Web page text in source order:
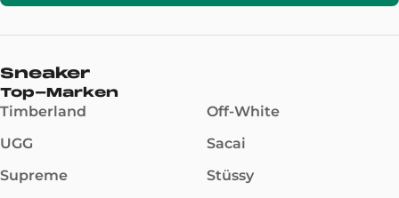
Sneaker
Top-Marken
Timberland
UGG
Supreme
Off-White
Sacai
Stüssy